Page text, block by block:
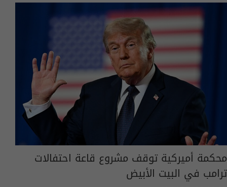
محكمة أميركية توقف مشروع قاعة احتفالات
ترامب في البيت الأبيض